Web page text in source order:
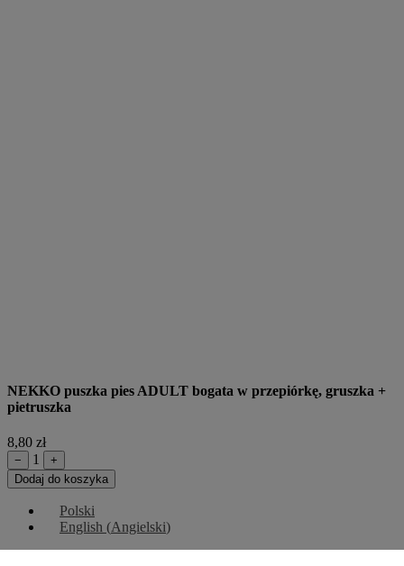
NEKKO puszka pies ADULT bogata w przepiórkę, gruszka +
pietruszka
8,80 zł
− 1
+
Dodaj do koszyka
Polski
English (Angielski)